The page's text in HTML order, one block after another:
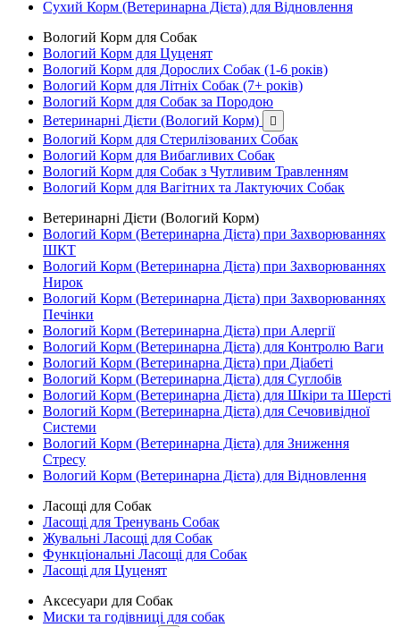
Сухий Корм (Ветеринарна Дієта) для Відновлення
Вологий Корм для Собак
Вологий Корм для Цуценят
Вологий Корм для Дорослих Собак (1-6 років)
Вологий Корм для Літніх Собак (7+ років)
Вологий Корм для Собак за Породою
Ветеринарні Дієти (Вологий Корм)

Вологий Корм для Стерилізованих Собак
Вологий Корм для Вибагливих Собак
Вологий Корм для Собак з Чутливим Травленням
Вологий Корм для Вагітних та Лактуючих Собак
Ветеринарні Дієти (Вологий Корм)
Вологий Корм (Ветеринарна Дієта) при Захворюваннях
ШКТ
Вологий Корм (Ветеринарна Дієта) при Захворюваннях
Нирок
Вологий Корм (Ветеринарна Дієта) при Захворюваннях
Печінки
Вологий Корм (Ветеринарна Дієта) при Алергії
Вологий Корм (Ветеринарна Дієта) для Контролю Ваги
Вологий Корм (Ветеринарна Дієта) при Діабеті
Вологий Корм (Ветеринарна Дієта) для Суглобів
Вологий Корм (Ветеринарна Дієта) для Шкіри та Шерсті
Вологий Корм (Ветеринарна Дієта) для Сечовивідної
Системи
Вологий Корм (Ветеринарна Дієта) для Зниження
Стресу
Вологий Корм (Ветеринарна Дієта) для Відновлення
Ласощі для Собак
Ласощі для Тренувань Собак
Жувальні Ласощі для Собак
Функціональні Ласощі для Собак
Ласощі для Цуценят
Аксесуари для Собак
Миски та годівниці для собак